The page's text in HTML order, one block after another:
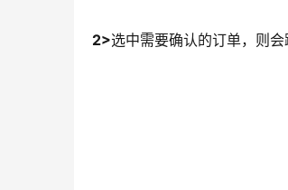
2>选中需要确认的订单，则